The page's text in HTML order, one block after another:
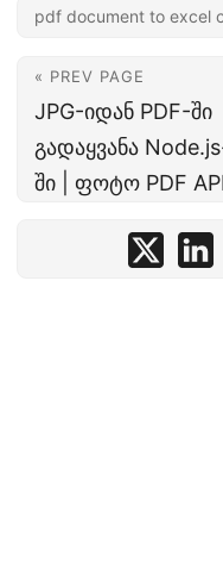
pdf document to excel
« PREV PAGE
JPG-იდან PDF-ში
გადაყვანა
ში | ფოტო PDF